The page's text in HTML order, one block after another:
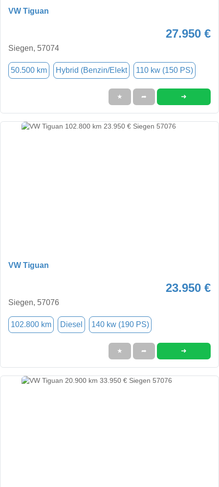
VW Tiguan
27.950 €
Siegen, 57074
50.500 km Hybrid (Benzin/Elekt 110 kw (150 PS)
★ ➦ ➜
VW Tiguan
23.950 €
Siegen, 57076
102.800 km Diesel 140 kw (190 PS)
★ ➦ ➜